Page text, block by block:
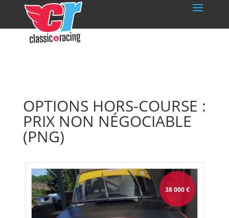
OPTIONS HORS-COURSE :
PRIX NON NÉGOCIABLE
(PNG)
38 000€